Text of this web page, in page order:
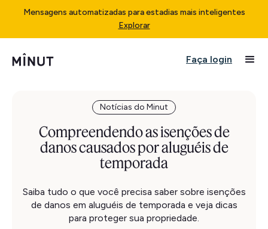
Mensagens automatizadas para estadias mais inteligentes
Explorar
Faça login
Notícias do Minut
Compreendendo as isenções de
danos causados por aluguéis de
temporada
Saiba tudo o que você precisa saber sobre isenções
de danos em aluguéis de temporada e veja dicas
para proteger sua propriedade.